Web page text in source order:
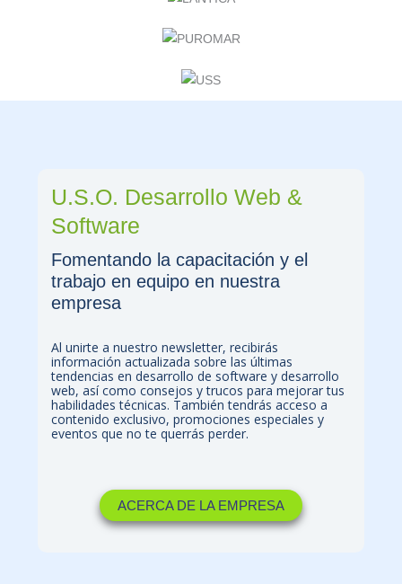
U.S.O. Desarrollo Web &
Software
Fomentando la capacitación y el
trabajo en equipo en nuestra
empresa
Al unirte a nuestro newsletter, recibirás
información actualizada sobre las últimas
tendencias en desarrollo de software y desarrollo
web, así como consejos y trucos para mejorar tus
habilidades técnicas. También tendrás acceso a
contenido exclusivo, promociones especiales y
eventos que no te querrás perder.
ACERCA DE LA EMPRESA